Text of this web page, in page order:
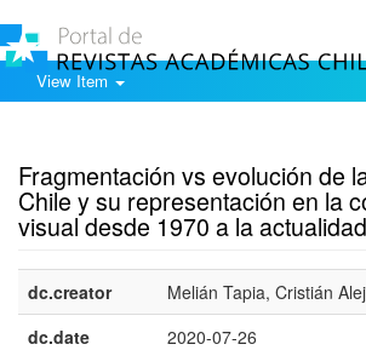
View Item
Fragmentación vs evolución de
Chile y su representación en la
visual desde 1970 a la
dc.creator
Melián Tapia, Cristián
dc.date
2020-07-26